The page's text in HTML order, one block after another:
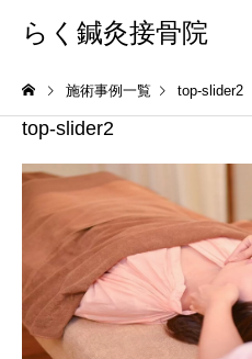
らく鍼灸接骨院
KB Finger
施術事例一覧 top-slider2
top-slider2